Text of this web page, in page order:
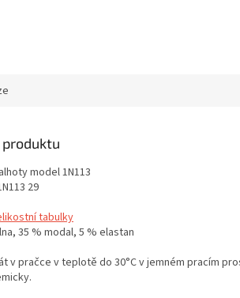
model 1N113
29
tabulky
35 % modal, 5 % elastan
v pračce v teplotě do 30°C v jemném pracím